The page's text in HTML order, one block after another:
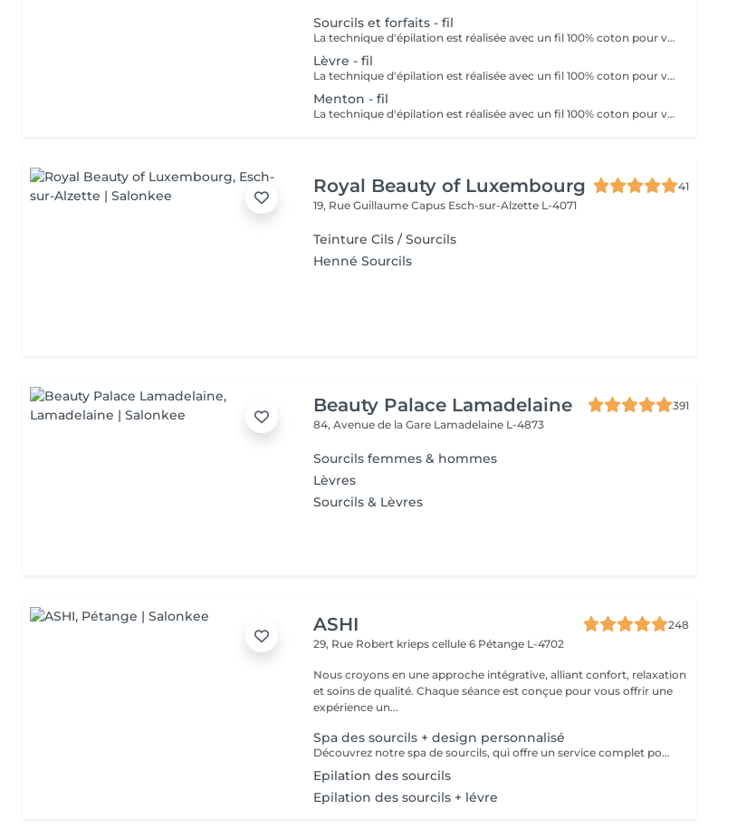
Sourcils et forfaits - fil
La technique d'épilation est réalisée avec un fil 100% coton pour votre plus grand confort.
Lèvre - fil
La technique d'épilation est réalisée avec un fil 100% coton pour votre plus grand confort.
Menton - fil
La technique d'épilation est réalisée avec un fil 100% coton pour votre plus grand confort.
Royal Beauty of Luxembourg
41
19, Rue Guillaume Capus Esch-sur-Alzette L-4071
Teinture Cils / Sourcils
Henné Sourcils
Beauty Palace Lamadelaine
391
84, Avenue de la Gare Lamadelaine L-4873
Sourcils femmes & hommes
Lèvres
Sourcils & Lèvres
ASHI
248
29, Rue Robert krieps cellule 6 Pétange L-4702
Nous croyons en une approche intégrative, alliant confort, relaxation
et soins de qualité. Chaque séance est conçue pour vous offrir une
expérience un...
Spa des sourcils + design personnalisé
Découvrez notre spa de sourcils, qui offre un service complet pour sublimer vos sourcils. Notre protocole inclut une exfoliation douce pour préparer la peau, une hydratation nourrissante pour un confort optimal, et une épilation précise par threading pour révéler la beauté naturelle de vos sourcils. Offrez à votre regard une attention particulière et laissez-nous vous aider à obtenir des sourcils parfaitement définis et radieux.
Epilation des sourcils
Epilation des sourcils + lévre